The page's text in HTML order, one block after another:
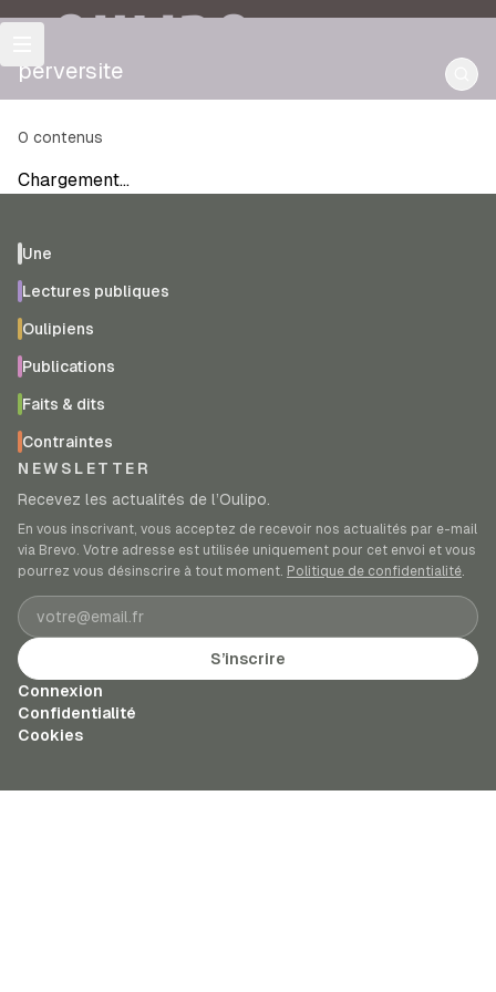
OULIPO
perversite
0 contenus
Chargement…
Une
Lectures publiques
Oulipiens
Publications
Faits & dits
Contraintes
NEWSLETTER
Recevez les actualités de l’Oulipo.
En vous inscrivant, vous acceptez de recevoir nos actualités par e-mail
via Brevo. Votre adresse est utilisée uniquement pour cet envoi et vous
pourrez vous désinscrire à tout moment. Politique de confidentialité.
Adresse e-mail
S’inscrire
Connexion
Confidentialité
Cookies